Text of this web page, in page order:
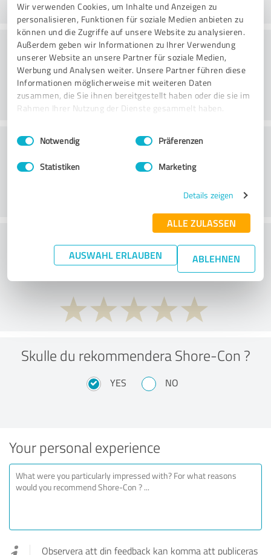
Wir verwenden Cookies, um Inhalte und Anzeigen zu
personalisieren, Funktionen für soziale Medien anbieten zu
können und die Zugriffe auf unsere Website zu analysieren.
Außerdem geben wir Informationen zu Ihrer Verwendung
unserer Website an unsere Partner für soziale Medien,
Werbung und Analysen weiter. Unsere Partner führen diese
Informationen möglicherweise mit weiteren Daten
zusammen, die Sie ihnen bereitgestellt haben oder die sie im
Rahmen Ihrer Nutzung der Dienste gesammelt haben.
Impressum Datenschutzbestimmungen
Einwilligungsauswahl
Notwendig Präferenzen
Statistiken Marketing
Details zeigen
ALLE ZULASSEN
AUSWAHL ERLAUBEN ABLEHNEN
Rådgivning
Kundservice
Vad tycker du om förhållandet mellan pris
och prestanda?
Skulle du rekommendera Shore-Con ?
YES NO
Your personal experience
Observera att din feedback kan komma att publiceras